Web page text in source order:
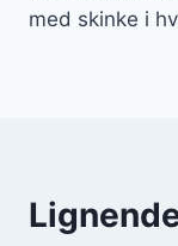
med skinke i